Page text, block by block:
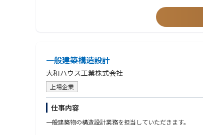
一般建築構造設計
大和ハウス工業株式会社
上場企業
仕事内容
一般建築物の構造設計業務を担当していただきます。